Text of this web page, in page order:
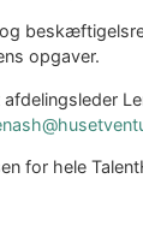
opgaver.
for hele